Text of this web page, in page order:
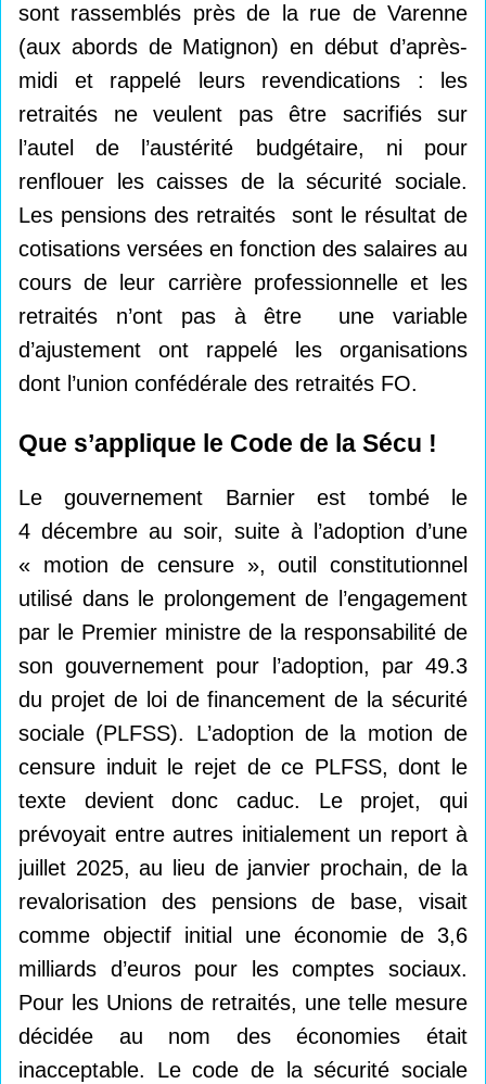
sont rassemblés près de la rue de Varenne
(aux abords de Matignon) en début d’après-
midi et rappelé leurs revendications : les
retraités ne veulent pas être sacrifiés sur
l’autel de l’austérité budgétaire, ni pour
renflouer les caisses de la sécurité sociale.
Les pensions des retraités sont le résultat de
cotisations versées en fonction des salaires au
cours de leur carrière professionnelle et les
retraités n’ont pas à être une variable
d’ajustement ont rappelé les organisations
dont l’union confédérale des retraités FO.
Que s’applique le Code de la Sécu !
Le gouvernement Barnier est tombé le
4 décembre au soir, suite à l’adoption d’une
« motion de censure », outil constitutionnel
utilisé dans le prolongement de l’engagement
par le Premier ministre de la responsabilité de
son gouvernement pour l’adoption, par 49.3
du projet de loi de financement de la sécurité
sociale (PLFSS). L’adoption de la motion de
censure induit le rejet de ce PLFSS, dont le
texte devient donc caduc. Le projet, qui
prévoyait entre autres initialement un report à
juillet 2025, au lieu de janvier prochain, de la
revalorisation des pensions de base, visait
comme objectif initial une économie de 3,6
milliards d’euros pour les comptes sociaux.
Pour les Unions de retraités, une telle mesure
décidée au nom des économies était
inacceptable. Le code de la sécurité sociale